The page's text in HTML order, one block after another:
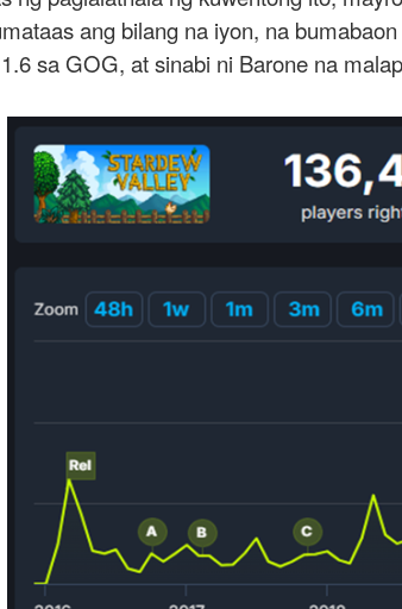
ang bilang na iyon, na
sa GOG, at sinabi ni Barone na